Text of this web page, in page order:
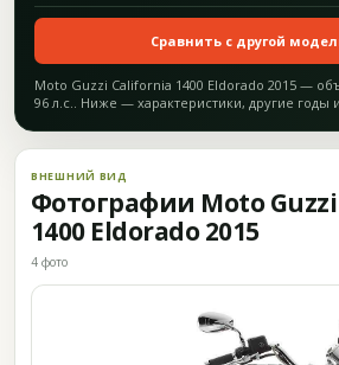
Сравнить с другой
Moto Guzzi California 1400 Eldorado 2015 —
96 л.с.. Ниже — характеристики, другие годы
ВНЕШНИЙ ВИД
Фотографии Moto
1400 Eldorado 2015
4 фото